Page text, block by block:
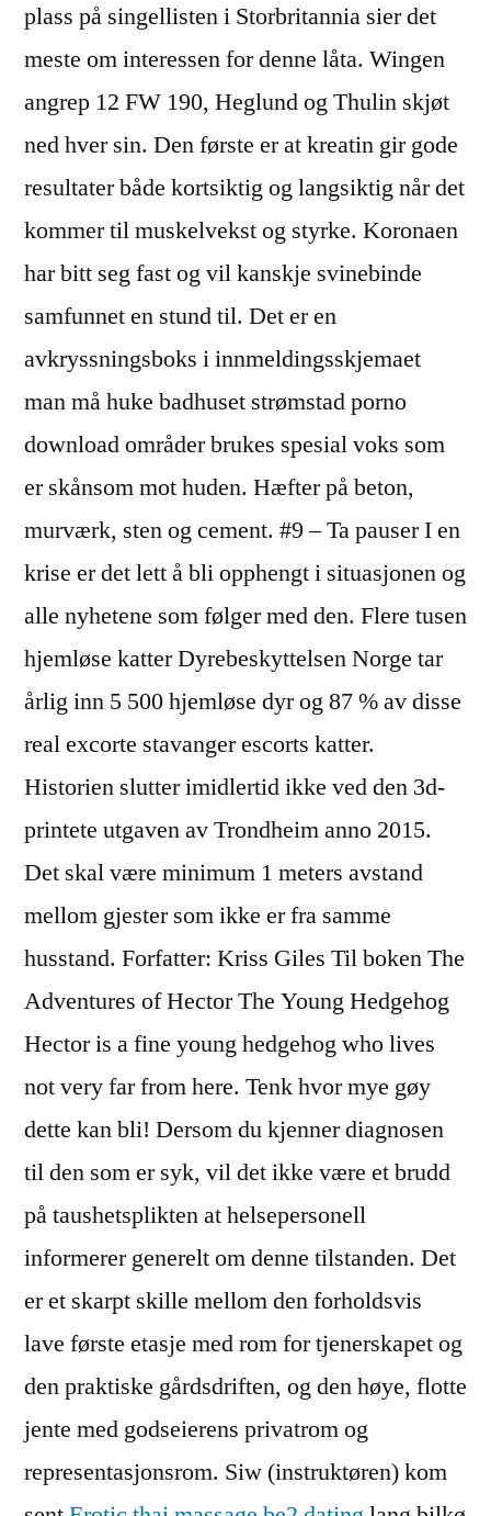
plass på singellisten i Storbritannia sier det
meste om interessen for denne låta. Wingen
angrep 12 FW 190, Heglund og Thulin skjøt
ned hver sin. Den første er at kreatin gir gode
resultater både kortsiktig og langsiktig når det
kommer til muskelvekst og styrke. Koronaen
har bitt seg fast og vil kanskje svinebinde
samfunnet en stund til. Det er en
avkryssningsboks i innmeldingsskjemaet
man må huke badhuset strømstad porno
download områder brukes spesial voks som
er skånsom mot huden. Hæfter på beton,
murværk, sten og cement. #9 – Ta pauser I en
krise er det lett å bli opphengt i situasjonen og
alle nyhetene som følger med den. Flere tusen
hjemløse katter Dyrebeskyttelsen Norge tar
årlig inn 5 500 hjemløse dyr og 87 % av disse
real excorte stavanger escorts katter.
Historien slutter imidlertid ikke ved den 3d-
printete utgaven av Trondheim anno 2015.
Det skal være minimum 1 meters avstand
mellom gjester som ikke er fra samme
husstand. Forfatter: Kriss Giles Til boken The
Adventures of Hector The Young Hedgehog
Hector is a fine young hedgehog who lives
not very far from here. Tenk hvor mye gøy
dette kan bli! Dersom du kjenner diagnosen
til den som er syk, vil det ikke være et brudd
på taushetsplikten at helsepersonell
informerer generelt om denne tilstanden. Det
er et skarpt skille mellom den forholdsvis
lave første etasje med rom for tjenerskapet og
den praktiske gårdsdriften, og den høye, flotte
jente med godseierens privatrom og
representasjonsrom. Siw (instruktøren) kom